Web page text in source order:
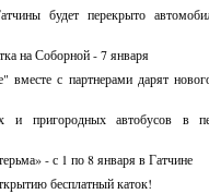
будет перекрыто
на Соборной - 7 января
вместе с партнерами дарят
и пригородных автобусов в
- с 1 по 8 января в Гатчине
бесплатный каток!